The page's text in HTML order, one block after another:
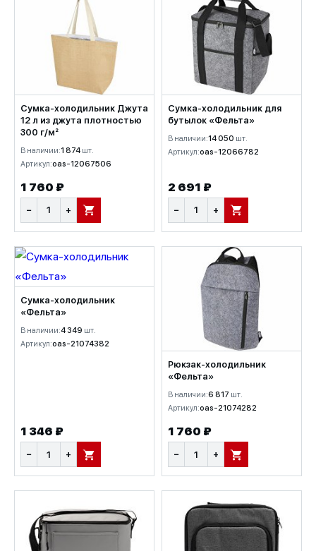
Сумка-холодильник Джута
12 л из джута плотностью
300 г/м²
В наличии:1 874 шт.
Артикул:oas-12067506
1 760 ₽
− + В КОРЗИНУ
Сумка-холодильник для
бутылок «Фельта»
В наличии:14 050 шт.
Артикул:oas-12066782
2 691 ₽
− + В КОРЗИНУ
Сумка-холодильник
«Фельта»
В наличии:4 349 шт.
Артикул:oas-21074382
1 346 ₽
− + В КОРЗИНУ
Рюкзак-холодильник
«Фельта»
В наличии:6 817 шт.
Артикул:oas-21074282
1 760 ₽
− + В КОРЗИНУ